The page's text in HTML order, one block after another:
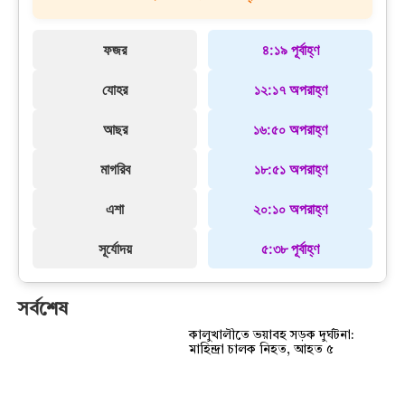
ফজর
যোহর
আছর
মাগরিব
এশা
সূর্যোদয়
৪:১৯ পূর্বাহ্ণ
১২:১৭ অপরাহ্ণ
১৬:৫০ অপরাহ্ণ
১৮:৫১ অপরাহ্ণ
২০:১০ অপরাহ্ণ
৫:৩৮ পূর্বাহ্ণ
সর্বশেষ
কালুখালীতে ভয়াবহ সড়ক দুর্ঘটনা:
মাহিন্দ্রা চালক নিহত, আহত ৫